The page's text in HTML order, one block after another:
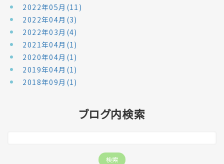
2022年05月(11)
2022年04月(3)
2022年03月(4)
2021年04月(1)
2020年04月(1)
2019年04月(1)
2018年09月(1)
ブログ内検索